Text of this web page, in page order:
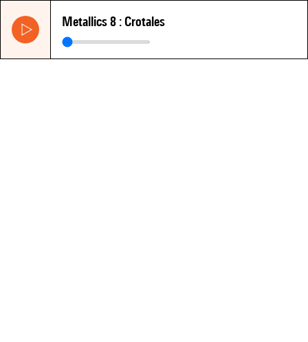
Metallics 8 : Crotales